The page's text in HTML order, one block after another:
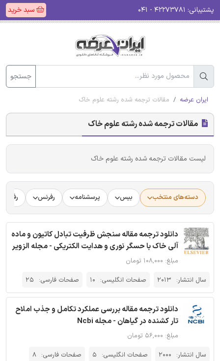
پشتیبانی: سبد خرید
جستجو
ایران عرضه مقالات ترجمه شده رشته علوم خاک
مقالات ترجمه شده رشته علوم خاک
لیست مقالات ترجمه شده رشته علوم خاک
دسته‌های منتخب بیس پرسشنامه رفرنس
دانلود ترجمه مقاله سنجش ظرفیت تبادل کاتیون و ماده
آلی خاک با حسگر نوری و هدایت الکتریکی - مجله الزویر
مبلغ: ۱۰۸,۰۰۰ تومان
سال انتشار: 2013 صفحات انگلیسی: 10 صفحات فارسی: 25
دانلود ترجمه مقاله بررسی عملکرد تکامل و جذب املاح
تار کشنده در گیاهان - مجله Ncbi
مبلغ: ۵۶,۰۰۰ تومان
سال انتشار: 2000 صفحات انگلیسی: 5 صفحات فارسی: 8